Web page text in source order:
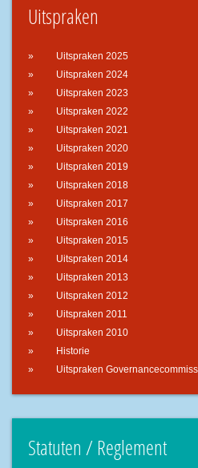
Uitspraken
Uitspraken 2025
Uitspraken 2024
Uitspraken 2023
Uitspraken 2022
Uitspraken 2021
Uitspraken 2020
Uitspraken 2019
Uitspraken 2018
Uitspraken 2017
Uitspraken 2016
Uitspraken 2015
Uitspraken 2014
Uitspraken 2013
Uitspraken 2012
Uitspraken 2011
Uitspraken 2010
Historie
Uitspraken
Statuten / Reglement